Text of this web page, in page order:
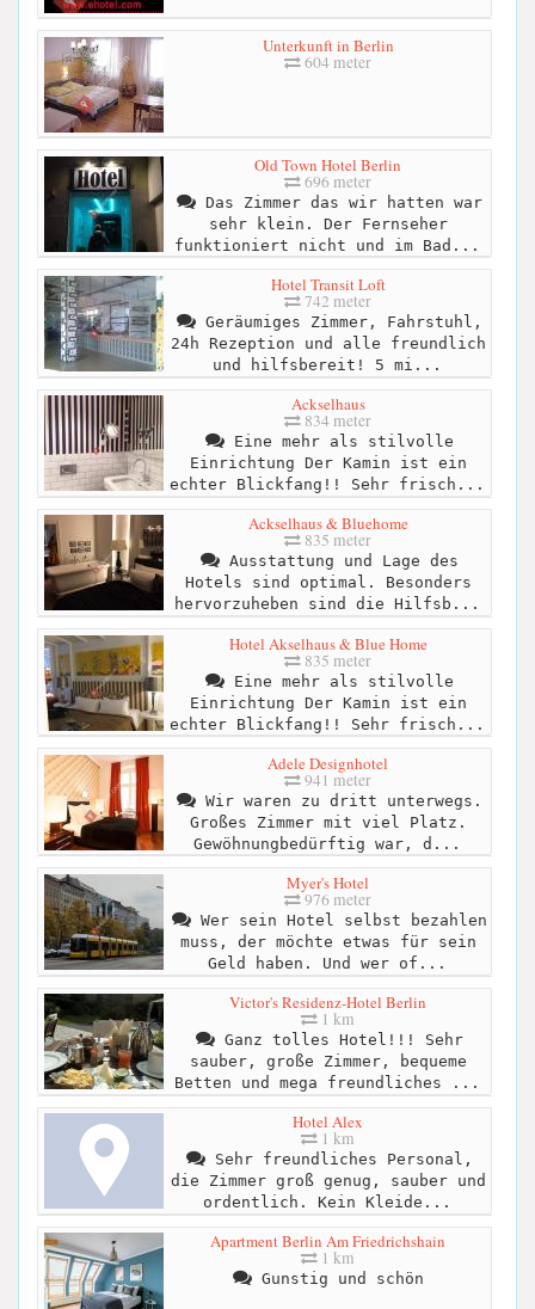
Unterkunft in Berlin
604 meter
Old Town Hotel Berlin
696 meter
Das Zimmer das wir hatten war
sehr klein. Der Fernseher
funktioniert nicht und im Bad...
Hotel Transit Loft
742 meter
Geräumiges Zimmer, Fahrstuhl,
24h Rezeption und alle freundlich
und hilfsbereit! 5 mi...
Ackselhaus
834 meter
Eine mehr als stilvolle
Einrichtung Der Kamin ist ein
echter Blickfang!! Sehr frisch...
Ackselhaus & Bluehome
835 meter
Ausstattung und Lage des
Hotels sind optimal. Besonders
hervorzuheben sind die Hilfsb...
Hotel Akselhaus & Blue Home
835 meter
Eine mehr als stilvolle
Einrichtung Der Kamin ist ein
echter Blickfang!! Sehr frisch...
Adele Designhotel
941 meter
Wir waren zu dritt unterwegs.
Großes Zimmer mit viel Platz.
Gewöhnungbedürftig war, d...
Myer's Hotel
976 meter
Wer sein Hotel selbst bezahlen
muss, der möchte etwas für sein
Geld haben. Und wer of...
Victor's Residenz-Hotel Berlin
1 km
Ganz tolles Hotel!!! Sehr
sauber, große Zimmer, bequeme
Betten und mega freundliches ...
Hotel Alex
1 km
Sehr freundliches Personal,
die Zimmer groß genug, sauber und
ordentlich. Kein Kleide...
Apartment Berlin Am Friedrichshain
1 km
Gunstig und schön